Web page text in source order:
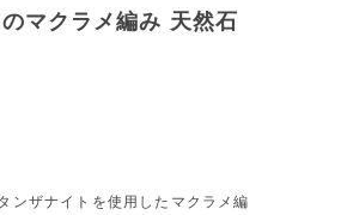
マクラメ編み 天然石
ンザナイトを使用したマクラメ編